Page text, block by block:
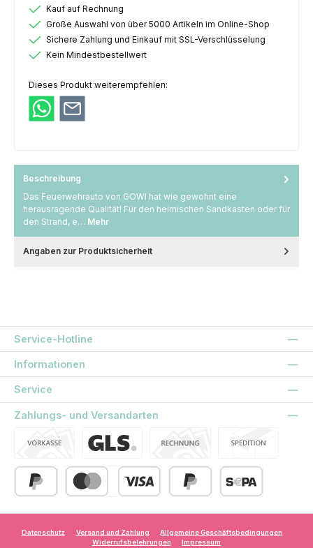
Kauf auf Rechnung
Große Auswahl von über 5000 Artikeln im Online-Shop
Sichere Zahlung und Einkauf mit SSL-Verschlüsselung
Kein Mindestbestellwert
Dieses Produkt weiterempfehlen:
Beschreibung
Das Feuerwehrauto von GOWI hat wie gewohnt eine
herausragende Qualität! Für den heimischen Sandkasten oder für
den Strand, e… Mehr
Angaben zur Produktsicherheit
Service-Hotline
Informationen
Service
Zahlungs- und Versandarten
Vorkasse Kauf auf Rechnung
Standard Spedition
Datenschutz Versand und Zahlung
Allgemeine Geschäftsbedingungen
Widerrufsbelehrungen
Impressum